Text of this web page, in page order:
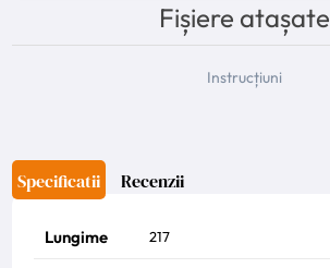
Fișiere atașate
Instrucțiuni
Specificatii Recenzii
Lungime 217